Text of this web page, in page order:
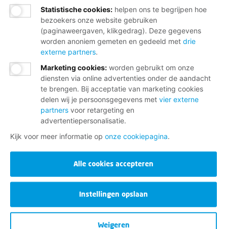
Statistische cookies: helpen ons te begrijpen hoe
bezoekers onze website gebruiken
(paginaweergaven, klikgedrag). Deze gegevens
worden anoniem gemeten en gedeeld met drie
externe partners.
Marketing cookies: worden gebruikt om onze
diensten via online advertenties onder de aandacht
te brengen. Bij acceptatie van marketing cookies
delen wij je persoonsgegevens met vier externe
partners voor retargeting en
advertentiepersonalisatie.
Kijk voor meer informatie op onze cookiepagina.
Alle cookies accepteren
Instellingen opslaan
Weigeren